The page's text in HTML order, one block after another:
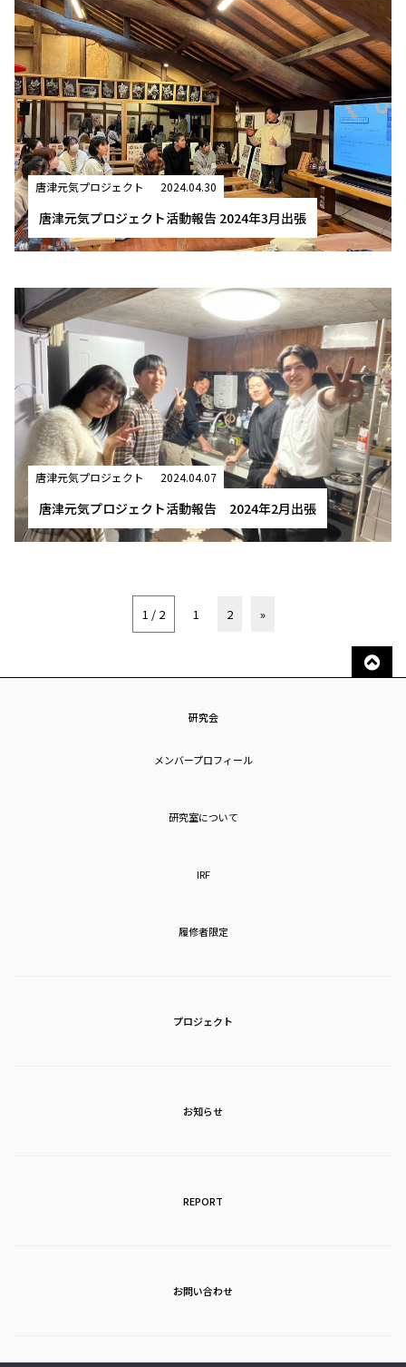
唐津元気プロジェクト 2024.04.30
唐津元気プロジェクト活動報告 2024年3月出張
唐津元気プロジェクト 2024.04.07
唐津元気プロジェクト活動報告 2024年2月出張
1 / 2 1 2 »
研究会
メンバープロフィール
研究室について
IRF
履修者限定
プロジェクト
お知らせ
REPORT
お問い合わせ